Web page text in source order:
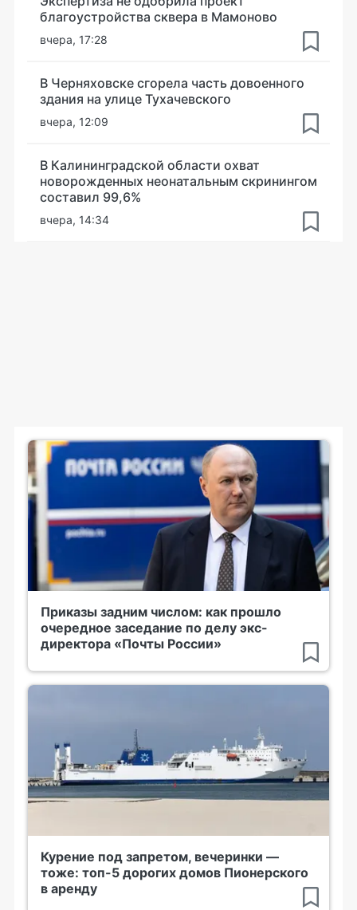
благоустройства сквера в Мамоново
вчера, 17:28
В Черняховске сгорела часть довоенного
здания на улице Тухачевского
вчера, 12:09
В Калининградской области охват
новорожденных неонатальным скринингом
составил 99,6%
вчера, 14:34
Приказы задним числом: как прошло
очередное заседание по делу экс-
директора «Почты России»
Курение под запретом, вечеринки —
тоже: топ-5 дорогих домов Пионерского
в аренду